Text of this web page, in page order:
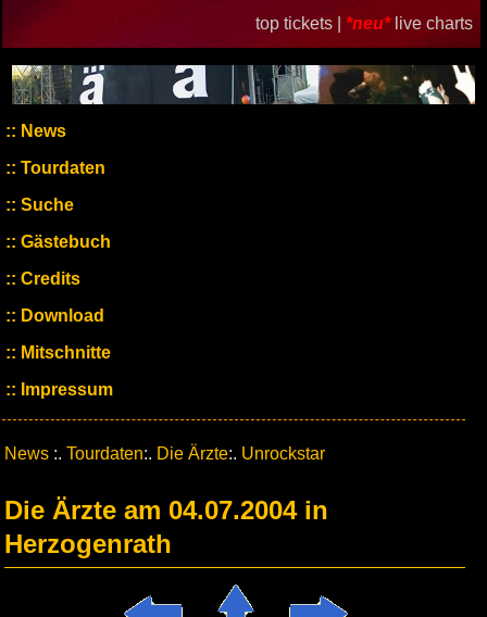
top tickets | *neu* live charts
News
Tourdaten
Suche
Gästebuch
Credits
Download
Mitschnitte
Impressum
News :. Tourdaten:. Die Ärzte:. Unrockstar
Die Ärzte am 04.07.2004 in
Herzogenrath